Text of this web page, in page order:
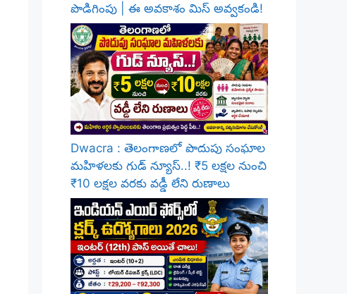
పొడిగింపు | ఈ అవకాశం మిస్ అవ్వకండి!
Dwacra : తెలంగాణలో పొదుపు సంఘాల
మహిళలకు గుడ్ న్యూస్..! ₹5 లక్షల నుంచి
₹10 లక్షల వరకు వడ్డీ లేని రుణాలు